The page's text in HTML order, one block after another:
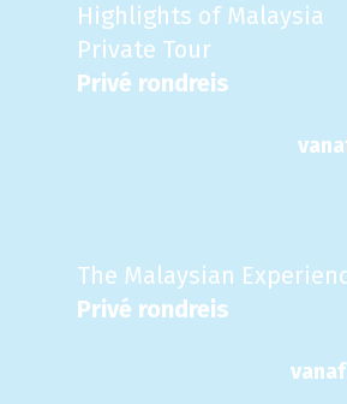
Highlights of Malaysia
Private Tour
Privé rondreis
The Malaysian
Privé rondreis